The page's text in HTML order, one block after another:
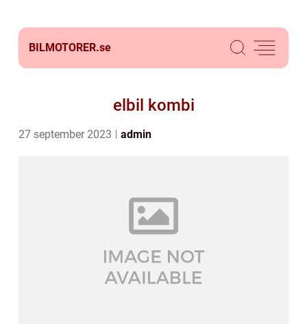
BILMOTORER.se
elbil kombi
27 september 2023 admin